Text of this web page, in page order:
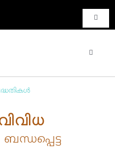
Toggle
Toggle